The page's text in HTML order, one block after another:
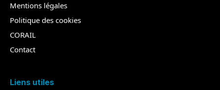
Mentions légales
Politique des cookies
CORAIL
Contact
Liens utiles